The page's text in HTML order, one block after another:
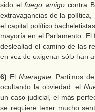
sido elfuego amigocontra
extravagancias de la
el capital político
mayoría en el Parlamento.
deslealtad el camino de las
en vez de oxigenar sólo han
6) ElNueragate. Partimos
ocultando la obviedad: el
un caso judicial, el más
se requiere tener mucho